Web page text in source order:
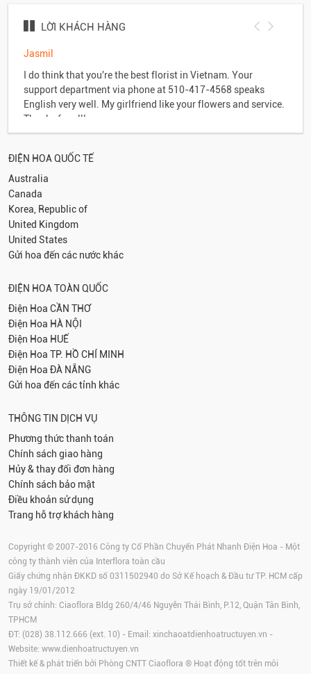
LỜI KHÁCH HÀNG
Jasmil
I do think that you're the best florist in Vietnam. Your
support department via phone at 510-417-4568 speaks
English very well. My girlfriend like your flowers and service.
Thanks for all!
ĐIỆN HOA QUỐC TẾ
Australia
Canada
Korea, Republic of
United Kingdom
United States
Gửi hoa đến các nước khác
ĐIỆN HOA TOÀN QUỐC
Điện Hoa CẦN THƠ
Điện Hoa HÀ NỘI
Điện Hoa HUẾ
Điện Hoa TP. HỒ CHÍ MINH
Điện Hoa ĐÀ NẴNG
Gửi hoa đến các tỉnh khác
THÔNG TIN DỊCH VỤ
Phương thức thanh toán
Chính sách giao hàng
Hủy & thay đổi đơn hàng
Chính sách bảo mật
Điều khoản sử dụng
Trang hỗ trợ khách hàng
Copyright © 2007-2016 Công ty Cổ Phần Chuyển Phát Nhanh Điện Hoa - Một
công ty thành viên của Interflora toàn cầu
Giấy chứng nhận ĐKKD số 0311502940 do Sở Kế hoạch & Đầu tư TP. HCM cấp
ngày 19/01/2012
Trụ sở chính: Ciaoflora Bldg 260/4/46 Nguyễn Thái Bình, P.12, Quận Tân Bình,
TPHCM
ĐT: (028) 38.112.666 (ext. 10) - Email: xinchaoatdienhoatructuyen.vn -
Website: www.dienhoatructuyen.vn
Thiết kế & phát triển bởi Phòng CNTT Ciaoflora ® Hoạt động tốt trên môi